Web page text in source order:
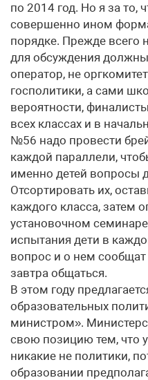
по 2014 год. Но я за то,
совершенно ином
порядке. Прежде всего
для обсуждения
оператор, не
госполитики, а сами
вероятности,
всех классах и в
№56 надо провести
каждой параллели,
именно детей вопросы
Отсортировать их,
каждого класса, затем
установочном
испытания дети в
вопрос и о нем
завтра общаться.
В этом году
образовательных
министром».
свою позицию тем, что
никакие не политики,
образовании